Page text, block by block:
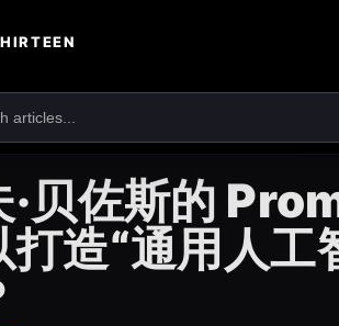
·贝佐斯的
打造“通用人